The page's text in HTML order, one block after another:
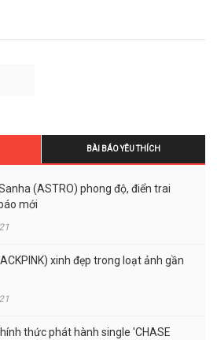
BÀI BÁO YÊU THÍCH
(ASTRO) phong độ, điển trai
mới
xinh đẹp trong loạt ảnh gần
thức phát hành single 'CHASE